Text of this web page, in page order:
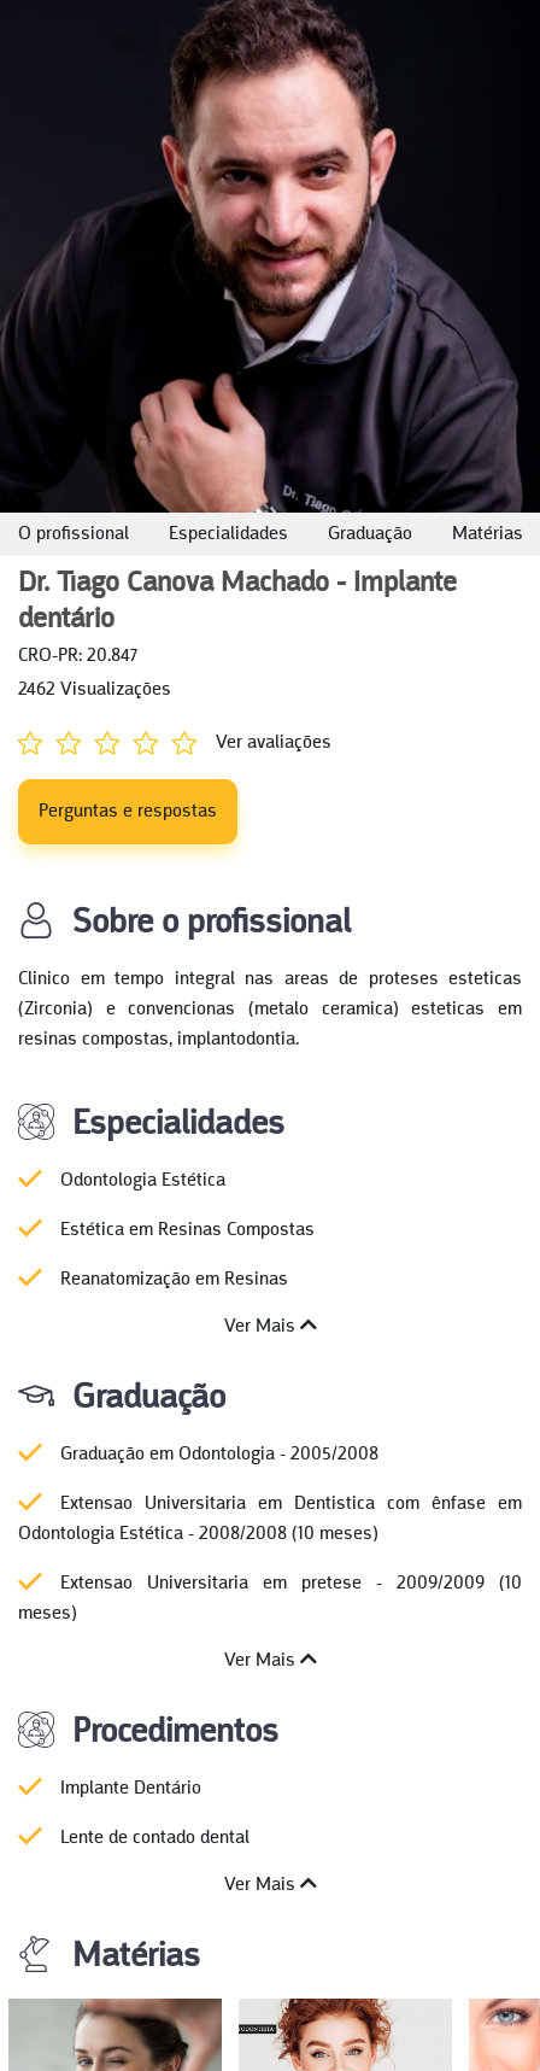
O profissional Especialidades Graduação Matérias
Dr. Tiago Canova Machado - Implante
dentário
CRO-PR: 20.847
2462 Visualizações
Ver avaliações
Perguntas e respostas
Sobre o profissional
Clinico em tempo integral nas areas de proteses esteticas
(Zirconia) e convencionas (metalo ceramica) esteticas em
resinas compostas, implantodontia.
Especialidades
Odontologia Estética
Estética em Resinas Compostas
Reanatomização em Resinas
Ver Mais
Graduação
Graduação em Odontologia - 2005/2008
Extensao Universitaria em Dentistica com ênfase em
Odontologia Estética - 2008/2008 (10 meses)
Extensao Universitaria em pretese - 2009/2009 (10
meses)
Ver Mais
Procedimentos
Implante Dentário
Lente de contado dental
Ver Mais
Matérias